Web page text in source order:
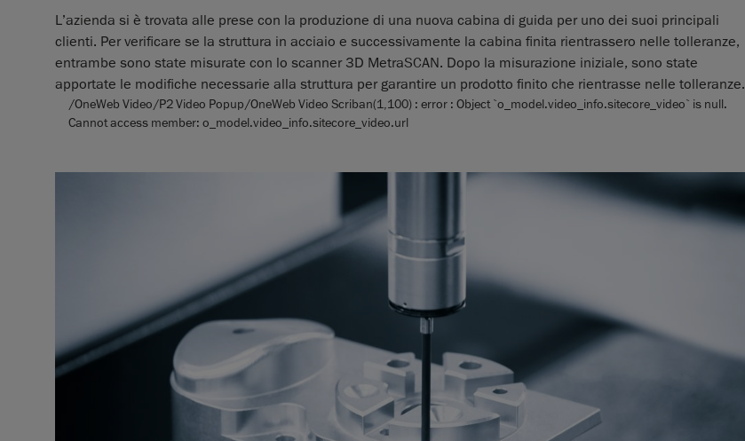
L’azienda si è trovata alle prese con la produzione di una nuova cabina di guida per uno dei suoi principali
clienti. Per verificare se la struttura in acciaio e successivamente la cabina finita rientrassero nelle tolleranze,
entrambe sono state misurate con lo scanner 3D MetraSCAN. Dopo la misurazione iniziale, sono state
apportate le modifiche necessarie alla struttura per garantire un prodotto finito che rientrasse nelle tolleranze.
/OneWeb Video/P2 Video Popup/OneWeb Video Scriban(1,100) : error : Object `o_model.video_info.sitecore_video` is null.
Cannot access member: o_model.video_info.sitecore_video.url